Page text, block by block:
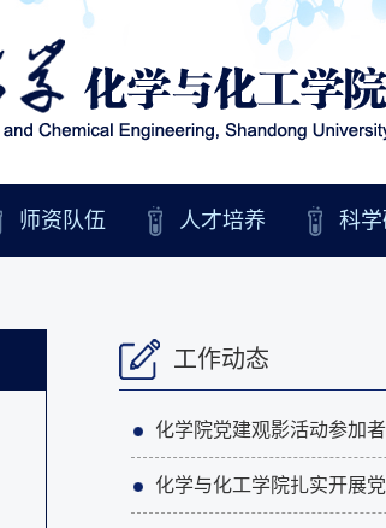
师资队伍 人才培养 科
工作动态
化学院党建观影活动参加
化学与化工学院扎实开展